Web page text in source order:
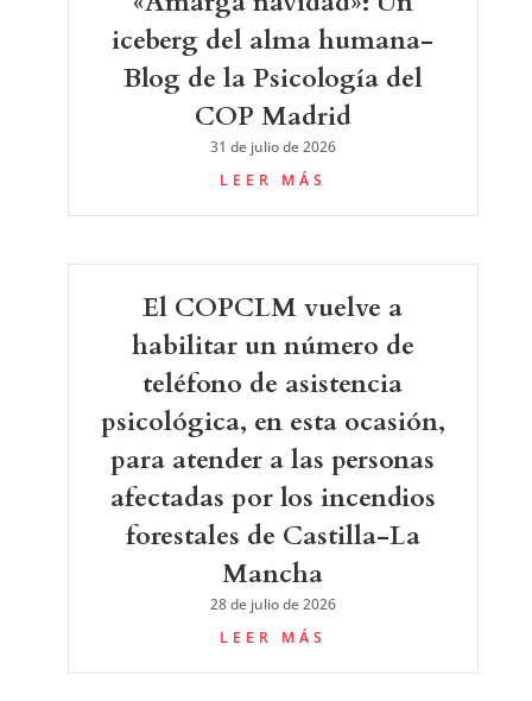
iceberg del alma humana-
Blog de la Psicología del
COP Madrid
31 de julio de 2026
LEER MÁS
El COPCLM vuelve a
habilitar un número de
teléfono de asistencia
psicológica, en esta ocasión,
para atender a las personas
afectadas por los incendios
forestales de Castilla-La
Mancha
28 de julio de 2026
LEER MÁS